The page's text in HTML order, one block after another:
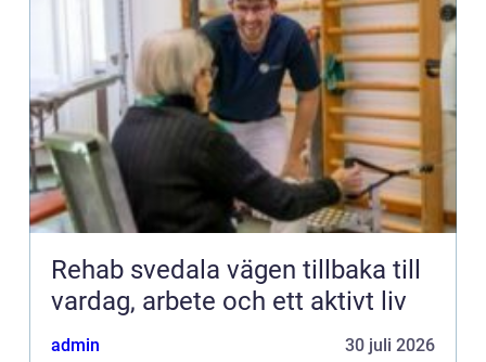
Rehab svedala vägen tillbaka till
vardag, arbete och ett aktivt liv
admin 30 juli 2026